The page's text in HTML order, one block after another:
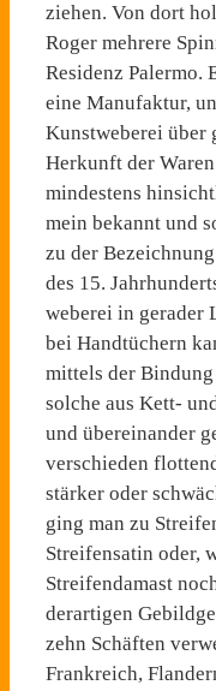
ziehen. Von dort
Roger mehrere
Residenz Palermo.
eine Manufak­tur,
Kunstweberei über
Herkunft der
mindestens
mein bekannt und
zu der
des 15.
weberei in gerader
bei Handtüchern
mittels der Bin­dung
solche aus Kett-
und überei­nander
verschieden
stärker oder
ging man zu
Streifensatin oder,
Streifenda­mast
derartigen
zehn Schäften
Frankreich,